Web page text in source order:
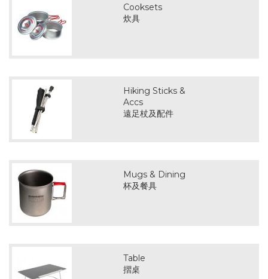
Cooksets
炊具
Hiking Sticks &
Accs
遠足杖及配件
Mugs & Dining
杯及餐具
Table
摺桌